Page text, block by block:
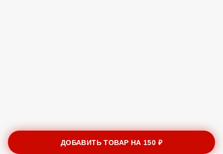
ДОБАВИТЬ ТОВАР НА 150 ₽